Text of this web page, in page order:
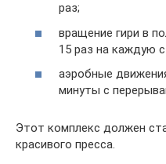
раз;
вращение гири в
15 раз на каждую
аэробные
минуты с
Этот комплекс должен
красивого пресса.